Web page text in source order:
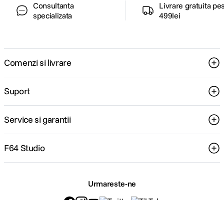
Consultanta
specializata
Livrare gratuita
499lei
Comenzi si livrare
Suport
Service si garantii
F64 Studio
Urmareste-ne